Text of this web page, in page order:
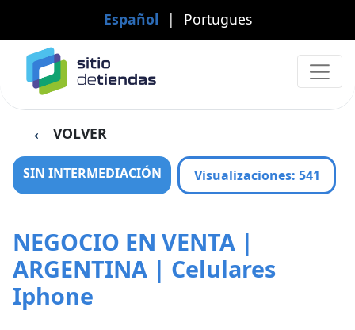
Español | Portugues
VOLVER
SIN INTERMEDIACIÓN Visualizaciones: 541
NEGOCIO EN VENTA |
ARGENTINA | Celulares
Iphone